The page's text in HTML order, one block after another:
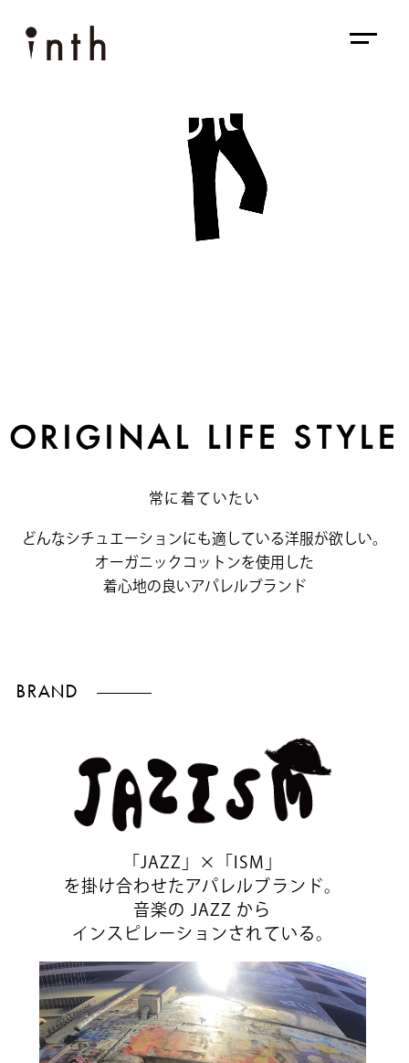
ORIGINAL LIFE STYLE
常に着ていたい
どんなシチュエーションにも適している洋服が欲しい。
オーガニックコットンを使用した
着心地の良いアパレルブランド
BRAND
「JAZZ」×「ISM」
を掛け合わせたアパレルブランド。
音楽の JAZZ から
インスピレーションされている。